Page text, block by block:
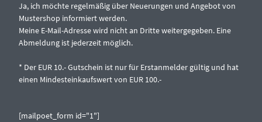
Ja, ich möchte regelmäßig über Neuerungen und Angebot von
Mustershop informiert werden.
Meine E-Mail-Adresse wird nicht an Dritte weitergegeben. Eine
Abmeldung ist jederzeit möglich.
* Der EUR 10.- Gutschein ist nur für Erstanmelder gültig und hat
einen Mindesteinkaufswert von EUR 100.-
[mailpoet_form id="1"]